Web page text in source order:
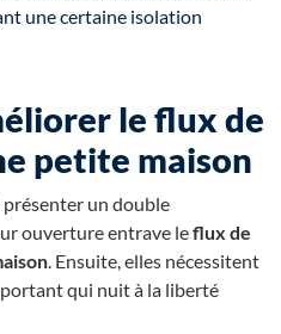
une certaine isolation
le flux de
petite maison
un double
ouverture entrave leflux de
. Ensuite, elles nécessitent
qui nuit à la liberté